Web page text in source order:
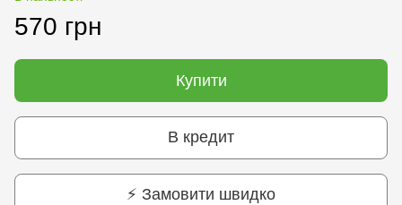
570 грн
Купити
В кредит
⚡ Замовити швидко